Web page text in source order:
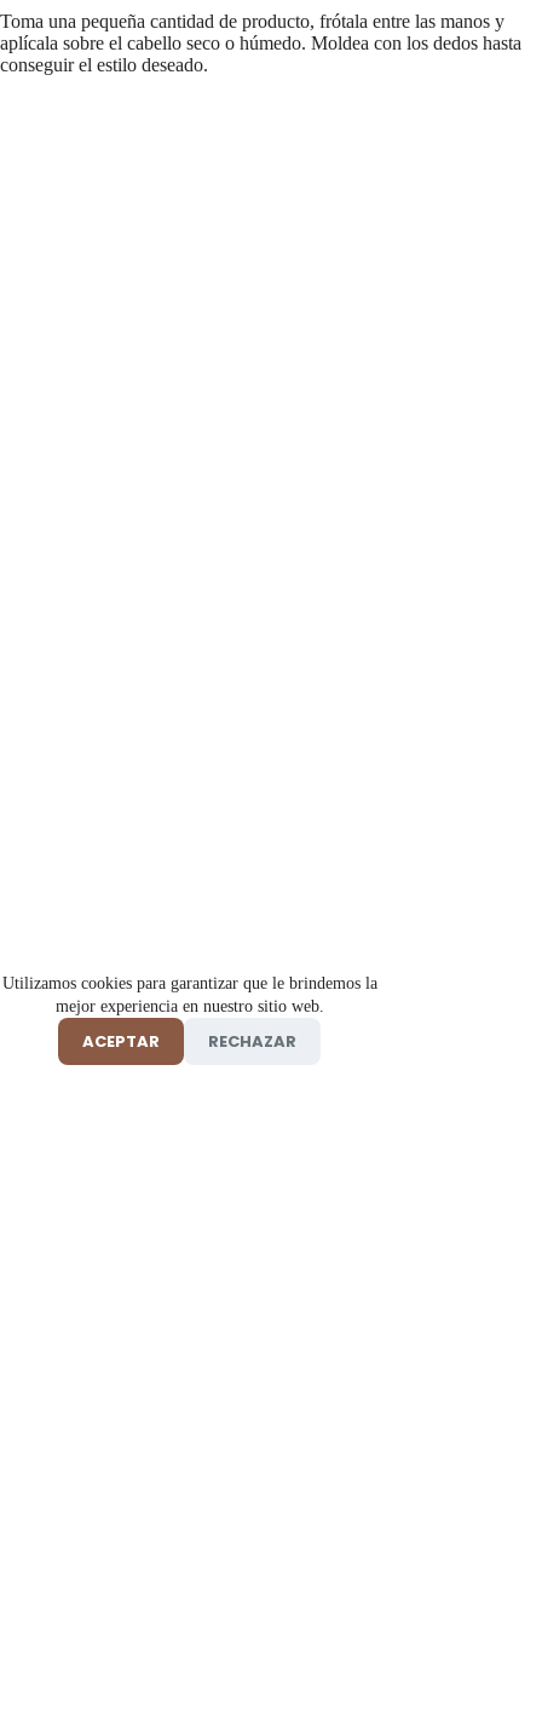
Utilizamos cookies para garantizar que le brindemos la
mejor experiencia en nuestro sitio web.
ACEPTAR RECHAZAR
Toma una pequeña cantidad de producto, frótala entre las manos y
aplícala sobre el cabello seco o húmedo. Moldea con los dedos hasta
conseguir el estilo deseado.